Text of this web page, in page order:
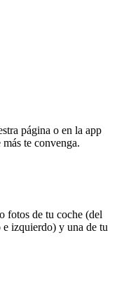
página o en la app
te convenga.
fotos de tu coche (del
e izquierdo) y una de tu